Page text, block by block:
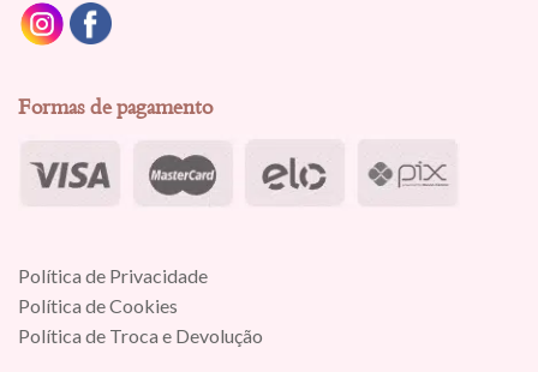
Formas de pagamento
Política de Privacidade
Política de Cookies
Política de Troca e Devolução